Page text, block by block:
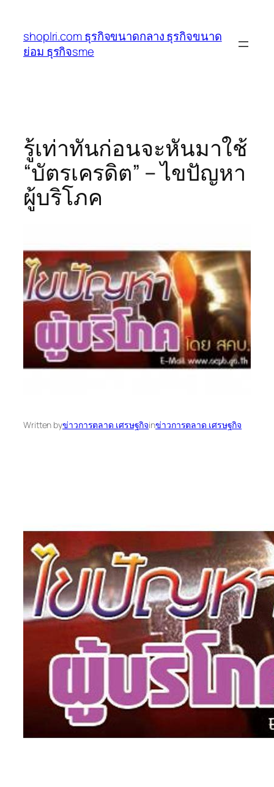
เนื้อหา
shoplri.com ธุรกิจขนาดกลาง ธุรกิจขนาด
ย่อม ธุรกิจsme
รู้เท่าทันก่อนจะหันมาใช้
“บัตรเครดิต” – ไขปัญหา
ผู้บริโภค
Written byข่าวการตลาด เศรษฐกิจinข่าวการตลาด เศรษฐกิจ